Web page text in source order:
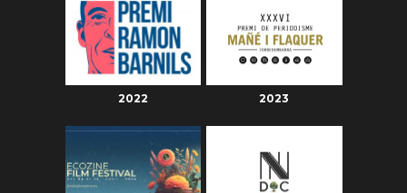
2022 2023